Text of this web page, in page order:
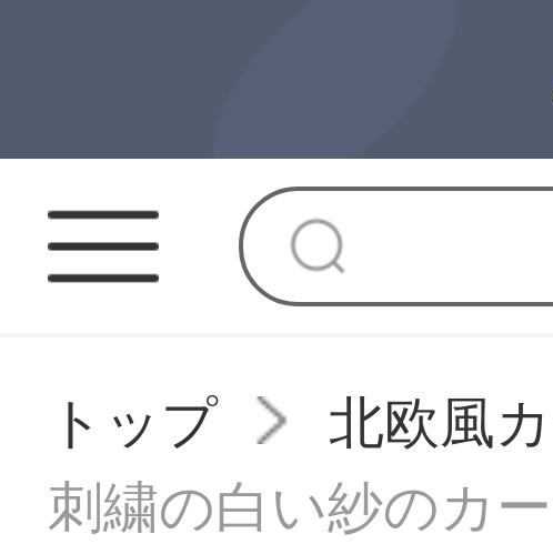
トップ
北欧風
刺繍の白い紗のカ